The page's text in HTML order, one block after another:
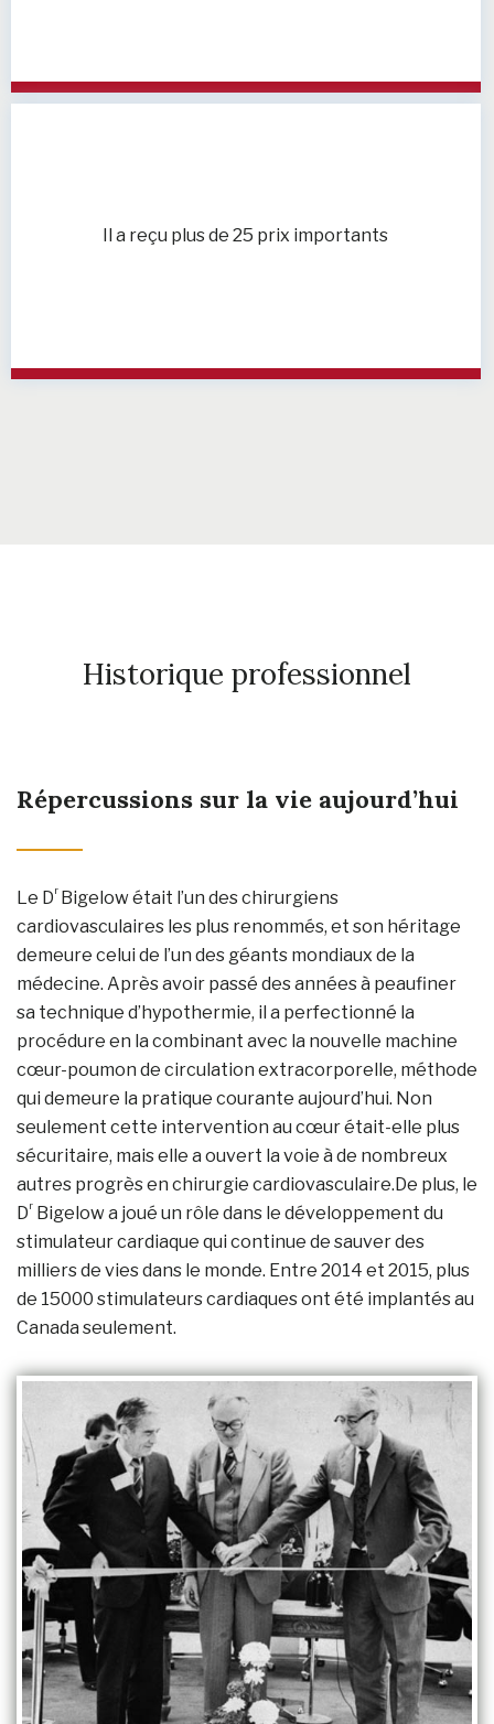
Il a reçu plus de 25 prix importants
Historique professionnel
Répercussions sur la vie aujourd’hui
Le Dr Bigelow était l’un des chirurgiens
cardiovasculaires les plus renommés, et son héritage
demeure celui de l’un des géants mondiaux de la
médecine. Après avoir passé des années à peaufiner
sa technique d’hypothermie, il a perfectionné la
procédure en la combinant avec la nouvelle machine
cœur-poumon de circulation extracorporelle, méthode
qui demeure la pratique courante aujourd’hui. Non
seulement cette intervention au cœur était-elle plus
sécuritaire, mais elle a ouvert la voie à de nombreux
autres progrès en chirurgie cardiovasculaire.De plus, le
Dr Bigelow a joué un rôle dans le développement du
stimulateur cardiaque qui continue de sauver des
milliers de vies dans le monde. Entre 2014 et 2015, plus
de 15000 stimulateurs cardiaques ont été implantés au
Canada seulement.